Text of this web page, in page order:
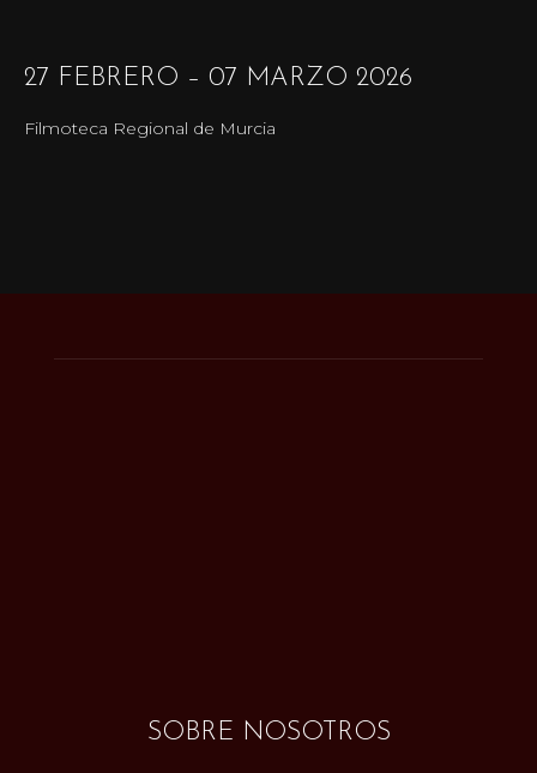
27 FEBRERO – 07 MARZO 2026
Filmoteca Regional de Murcia
SOBRE NOSOTROS